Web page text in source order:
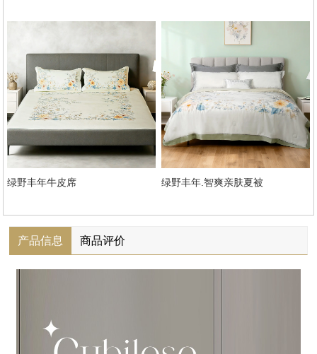
绿野丰年牛皮席 绿野丰年.智爽亲肤夏被
产品信息 商品评价